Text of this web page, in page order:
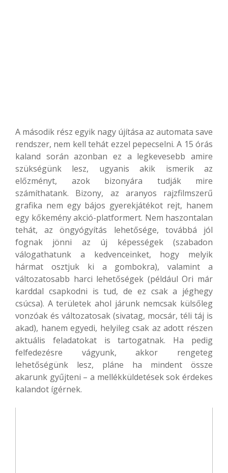
A második rész egyik nagy újítása az automata save
rendszer, nem kell tehát ezzel pepecselni. A 15 órás
kaland során azonban ez a legkevesebb amire
szükségünk lesz, ugyanis akik ismerik az
előzményt, azok bizonyára tudják mire
számíthatank. Bizony, az aranyos rajzfilmszerű
grafika nem egy bájos gyerekjátékot rejt, hanem
egy kőkemény akció-platformert. Nem haszontalan
tehát, az öngyógyítás lehetősége, továbbá jól
fognak jönni az új képességek (szabadon
válogathatunk a kedvenceinket, hogy melyik
hármat osztjuk ki a gombokra), valamint a
változatosabb harci lehetőségek (például Ori már
karddal csapkodni is tud, de ez csak a jéghegy
csúcsa). A területek ahol járunk nemcsak külsőleg
vonzóak és változatosak (sivatag, mocsár, téli táj is
akad), hanem egyedi, helyileg csak az adott részen
aktuális feladatokat is tartogatnak. Ha pedig
felfedezésre vágyunk, akkor rengeteg
lehetőségünk lesz, pláne ha mindent össze
akarunk gyűjteni – a mellékküldetések sok érdekes
kalandot ígérnek.